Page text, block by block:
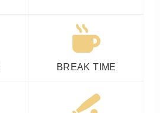
BREAK TIME